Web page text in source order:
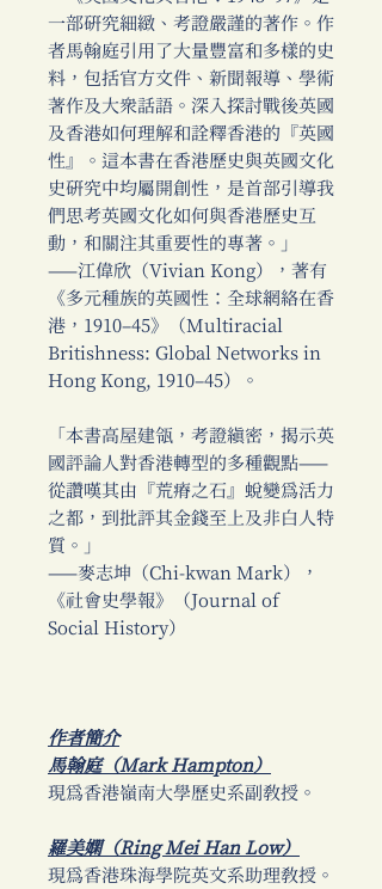
一部研究細緻、考證嚴謹的著作。作
者馬翰庭引用了大量豐富和多樣的史
料，包括官方文件、新聞報導、學術
著作及大眾話語。深入探討戰後英國
及香港如何理解和詮釋香港的『英國
性』。這本書在香港歷史與英國文化
史研究中均屬開創性，是首部引導我
們思考英國文化如何與香港歷史互
動，和關注其重要性的專著。」
——江偉欣（Vivian Kong），著有
《多元種族的英國性：全球網絡在香
港，1910–45》（Multiracial
Britishness: Global Networks in
Hong Kong, 1910–45）。
「本書高屋建瓴，考證縝密，揭示英
國評論人對香港轉型的多種觀點——
從讚嘆其由『荒瘠之石』蛻變為活力
之都，到批評其金錢至上及非白人特
質。」
——麥志坤（Chi-kwan Mark），
《社會史學報》（Journal of
Social History）
作者簡介
馬翰庭（Mark Hampton）
現為香港嶺南大學歷史系副教授。
羅美嫻（Ring Mei Han Low）
現為香港珠海學院英文系助理教授。